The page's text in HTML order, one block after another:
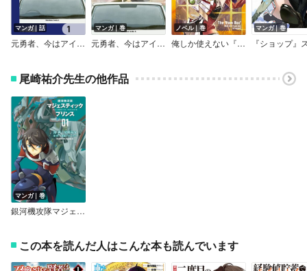
マンガ｜話
元勇者、今はアイドルのドライバーやってます【分冊版】
マンガ｜巻
元勇者、今はアイドルのドライバーやってます
ノベル｜巻
俺しか使えない『アイテムボックス』がバグってる
マンガ｜巻
尾崎祐介先生の他作品
マンガ｜巻
銀河機攻隊マジェスティックプリンス
この本を読んだ人はこんな本も読んでいます